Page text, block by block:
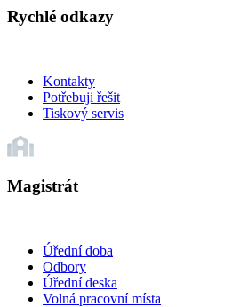
Rychlé odkazy
Kontakty
Potřebuji řešit
Tiskový servis
Magistrát
Úřední doba
Odbory
Úřední deska
Volná pracovní místa